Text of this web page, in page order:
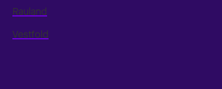
Rauland
Vestfold